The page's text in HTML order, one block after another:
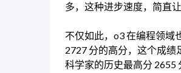
多，这种进步速度，简直
不仅如此，o3 在编程领域
2727 分的高分，这个成绩
科学家的历史最高分 2655